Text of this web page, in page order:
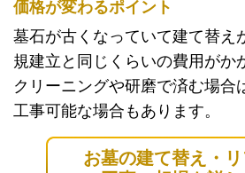
価格が変わるポイント
墓石が古くなっていて建て替え
規建立と同じくらいの費用がか
クリーニングや研磨で済む場合
工事可能な場合もあります。
お墓の建て替え・